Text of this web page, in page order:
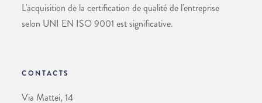
L'acquisition de la certification de qualité de l'entreprise
selon UNI EN ISO 9001 est significative.
CONTACTS
Via Mattei, 14